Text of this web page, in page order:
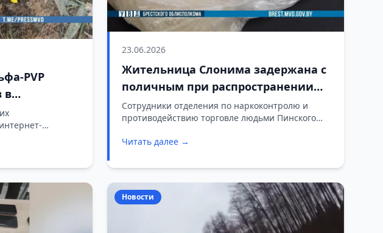
PVP
в
23.06.2026
Жительница Слонима задержана с
поличным при распространении
психотропных веществ
Сотрудники отделения по наркоконтролю и
противодействию торговле людьми Пинского
Слонима, подозреваемую в распространении
Читать далее →
Новости